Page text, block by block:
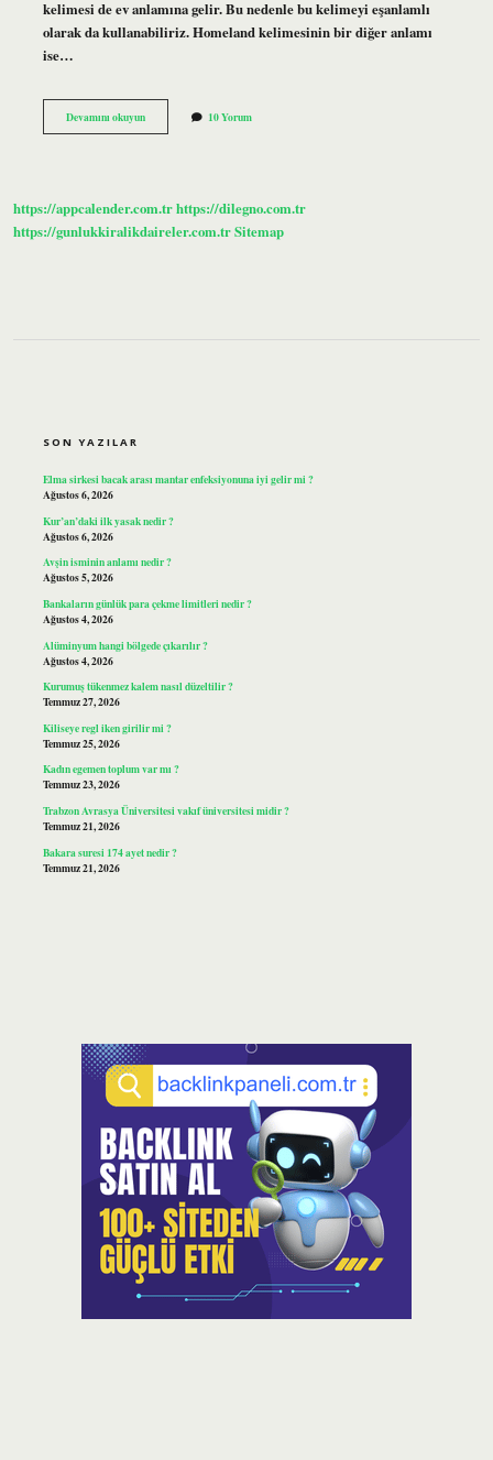
kelimesi de ev anlamına gelir. Bu nedenle bu kelimeyi eşanlamlı
olarak da kullanabiliriz. Homeland kelimesinin bir diğer anlamı
ise…
Devamını okuyunVatan
Ve
10 Yorum
https://appcalender.com.trhttps://dilegno.com.tr
https://gunlukkiralikdaireler.com.trSitemap
SON YAZILAR
Elma sirkesi bacak arası mantar enfeksiyonuna iyi gelir mi ?
Ağustos 6, 2026
Kur’an’daki ilk yasak nedir ?
Ağustos 6, 2026
Avşin isminin anlamı nedir ?
Ağustos 5, 2026
Bankaların günlük para çekme limitleri nedir ?
Ağustos 4, 2026
Alüminyum hangi bölgede çıkarılır ?
Ağustos 4, 2026
Kurumuş tükenmez kalem nasıl düzeltilir ?
Temmuz 27, 2026
Kiliseye regl iken girilir mi ?
Temmuz 25, 2026
Kadın egemen toplum var mı ?
Temmuz 23, 2026
Trabzon Avrasya Üniversitesi vakıf üniversitesi midir ?
Temmuz 21, 2026
Bakara suresi 174 ayet nedir ?
Temmuz 21, 2026